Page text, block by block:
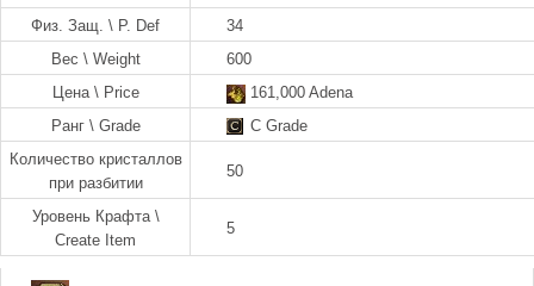
Физ. Защ. \ P. Def
34
Вес \ Weight
600
Цена \ Price
161,000 Adena
Ранг \ Grade
C Grade
Количество кристаллов
при разбитии
50
Уровень Крафта \
Create Item
5